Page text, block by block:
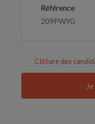
Référence
209PWYG
Clôture des